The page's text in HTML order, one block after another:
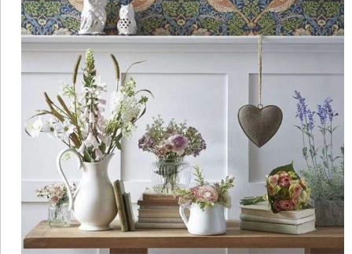
REGIONALES
ESPECTÁCULOS
INTERNACIONALES
• SUPLEMENTOS
• SERVICIOS
• RADIOS EN VIVO